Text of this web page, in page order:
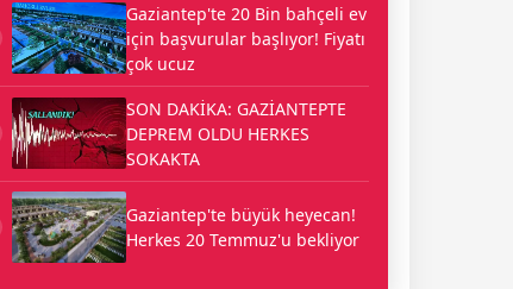
Gaziantep'te 20 Bin bahçeli ev
için başvurular başlıyor! Fiyatı
çok ucuz
SON DAKİKA: GAZİANTEPTE
DEPREM OLDU HERKES
SOKAKTA
Gaziantep'te büyük heyecan!
Herkes 20 Temmuz'u bekliyor